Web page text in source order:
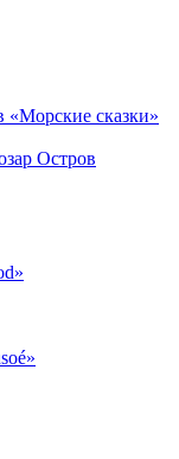
«Морские сказки»
Остров